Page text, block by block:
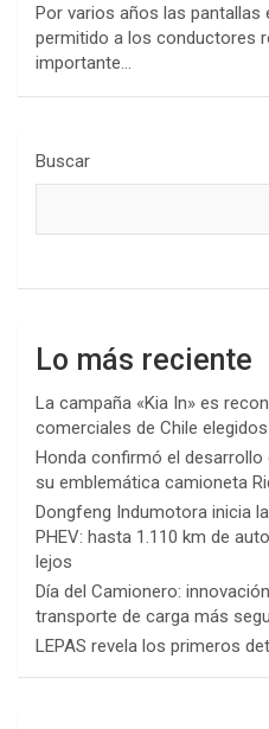
Por varios años las pantallas
permitido a los conductores
importante…
Buscar
Lo más reciente
La campaña «Kia In» es
comerciales de Chile
Honda confirmó el desarrollo
su emblemática camioneta
Dongfeng Indumotora inicia
PHEV: hasta 1.110 km de
lejos
Día del Camionero:
transporte de carga más
LEPAS revela los primeros